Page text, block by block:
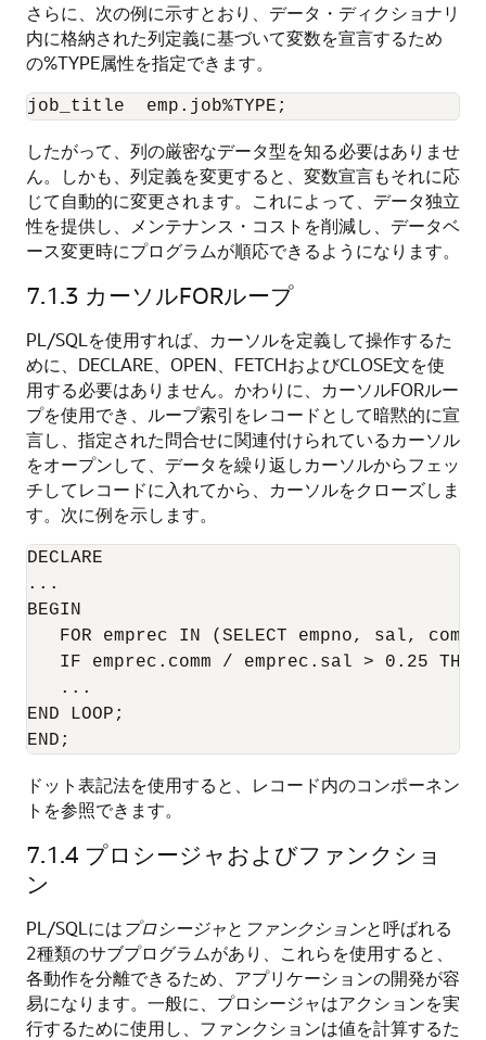
さらに、次の例に示すとおり、データ・ディクショナリ
内に格納された列定義に基づいて変数を宣言するため
の%TYPE属性を指定できます。
したがって、列の厳密なデータ型を知る必要はありませ
ん。しかも、列定義を変更すると、変数宣言もそれに応
じて自動的に変更されます。これによって、データ独立
性を提供し、メンテナンス・コストを削減し、データベ
ース変更時にプログラムが順応できるようになります。
7.1.3 カーソルFORループ
PL/SQLを使用すれば、カーソルを定義して操作するた
めに、DECLARE、OPEN、FETCHおよびCLOSE文を使
用する必要はありません。かわりに、カーソルFORルー
プを使用でき、ループ索引をレコードとして暗黙的に宣
言し、指定された問合せに関連付けられているカーソル
をオープンして、データを繰り返しカーソルからフェッ
チしてレコードに入れてから、カーソルをクローズしま
す。次に例を示します。
DECLARE
...
BEGIN
FOR emprec IN (SELECT empno, sal,
IF emprec.comm / emprec.sal > 0.25
   ...
END LOOP;
ドット表記法を使用すると、レコード内のコンポーネン
トを参照できます。
7.1.4 プロシージャおよびファンクショ
ン
PL/SQLにはプロシージャと ファンクションと呼ばれる
2種類のサブプログラムがあり、これらを使用すると、
各動作を分離できるため、アプリケーションの開発が容
易になります。一般に、プロシージャはアクションを実
行するために使用し、ファンクションは値を計算するた